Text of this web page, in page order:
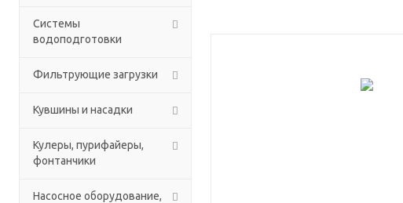
Системы
водоподготовки
Фильтрующие загрузки
Кувшины и насадки
Кулеры, пурифайеры,
фонтанчики
Насосное оборудование,